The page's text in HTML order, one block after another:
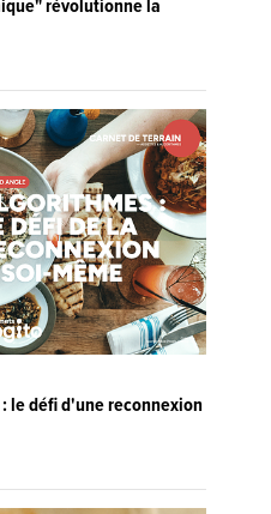
révolutionne la
le défi d'une reconnexion